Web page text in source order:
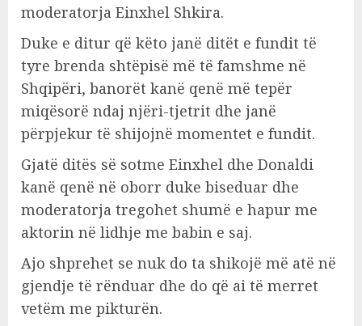
moderatorja Einxhel Shkira.
Duke e ditur që këto janë ditët e fundit të
tyre brenda shtëpisë më të famshme në
Shqipëri, banorët kanë qenë më tepër
miqësorë ndaj njëri-tjetrit dhe janë
përpjekur të shijojnë momentet e fundit.
Gjatë ditës së sotme Einxhel dhe Donaldi
kanë qenë në oborr duke biseduar dhe
moderatorja tregohet shumë e hapur me
aktorin në lidhje me babin e saj.
Ajo shprehet se nuk do ta shikojë më atë në
gjendje të rënduar dhe do që ai të merret
vetëm me pikturën.